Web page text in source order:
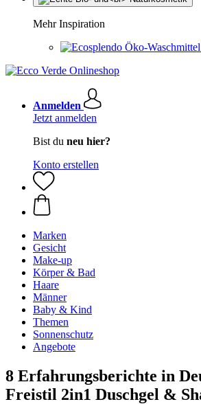
Mehr Inspiration
Öko-
Anmelden
Jetzt anmelden
Bist du neu hier?
Konto erstellen
Marken
Gesicht
Make-up
Körper & Bad
Haare
Männer
Baby & Kind
Themen
Sonnenschutz
Angebote
8 Erfahrungsberichte in
Freistil 2in1 Duschgel &